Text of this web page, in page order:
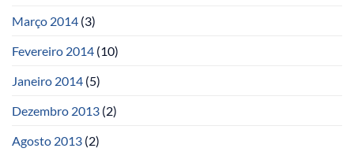
Março 2014 (3)
Fevereiro 2014 (10)
Janeiro 2014 (5)
Dezembro 2013 (2)
Agosto 2013 (2)